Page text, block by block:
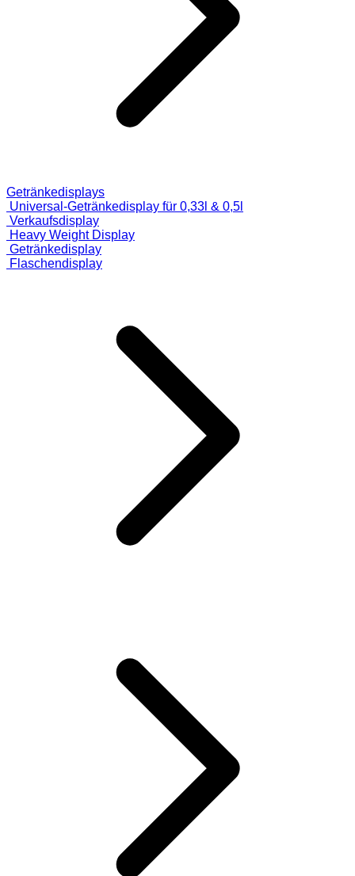
Getränkedisplays
Universal-Getränkedisplay für 0,33l & 0,5l
Verkaufsdisplay
Heavy Weight Display
Getränkedisplay
Flaschendisplay